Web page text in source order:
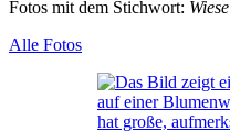
Fotos mit dem Stichwort: Wiese
Alle Fotos